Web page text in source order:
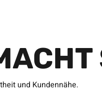
und Kundennähe.